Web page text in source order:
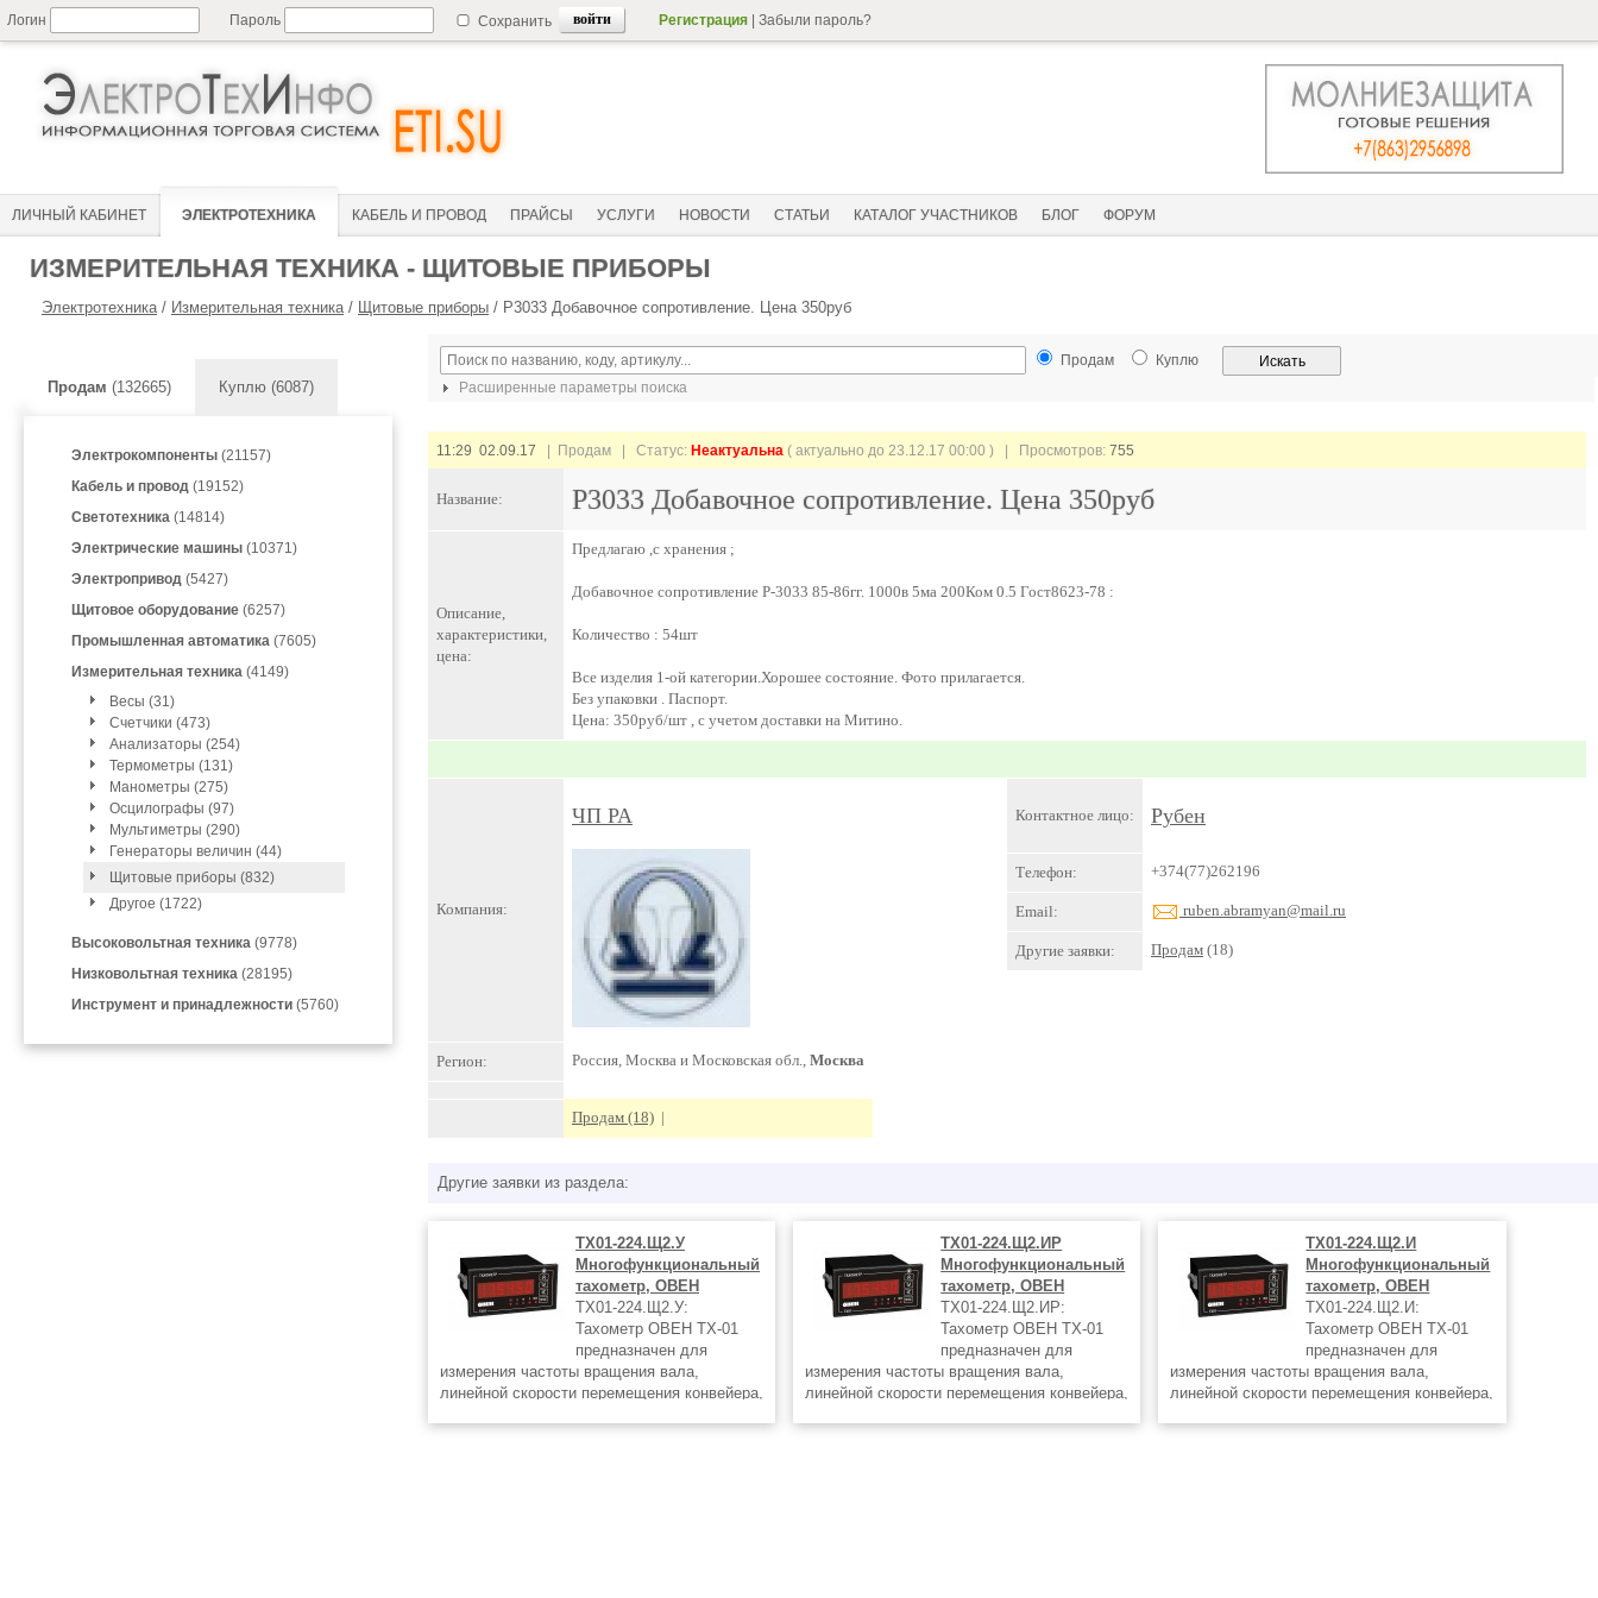
Логин Пароль Сохранить Регистрация Забыли пароль?
ЛИЧНЫЙ КАБИНЕТ ЭЛЕКТРОТЕХНИКА КАБЕЛЬ И ПРОВОД ПРАЙСЫ УСЛУГИ НОВОСТИ СТАТЬИ КАТАЛОГ УЧАСТНИКОВ БЛОГ ФОРУМ
ИЗМЕРИТЕЛЬНАЯ ТЕХНИКА - ЩИТОВЫЕ ПРИБОРЫ
Электротехника/ Измерительная техника/ Щитовые приборы / Р3033 Добавочное сопротивление. Цена 350руб
Продам (132665) Куплю (6087)
Электрокомпоненты (21157)
Кабель и провод (19152)
Светотехника (14814)
Электрические машины (10371)
Электропривод (5427)
Щитовое оборудование (6257)
Промышленная автоматика (7605)
Измерительная техника (4149)
Весы (31)
Счетчики (473)
Анализаторы (254)
Термометры (131)
Манометры (275)
Осцилографы (97)
Мультиметры (290)
Генераторы величин (44)
Щитовые приборы (832)
Другое (1722)
Высоковольтная техника (9778)
Низковольтная техника (28195)
Инструмент и принадлежности (5760)
Продам
Куплю
Расширенные параметры поиска
11:29 02.09.17 | Продам | Статус: Неактуальна ( актуально до 23.12.17 00:00 ) | Просмотров: 755
Название: Р3033 Добавочное сопротивление. Цена 350руб
Описание,
характеристики,
цена:
Предлагаю ,с хранения ;
Добавочное сопротивление Р-3033 85-86гг. 1000в 5ма 200Ком 0.5 Гост8623-78 :
Количество : 54шт
Все изделия 1-ой категории.Хорошее состояние. Фото прилагается.
Без упаковки . Паспорт.
Цена: 350руб/шт , с учетом доставки на Митино.
Компания:
ЧП РА
Регион: Россия, Москва и Московская обл., Москва
Продам (18) |
Контактное лицо: Рубен
Телефон: +374(77)262196
Email: ruben.abramyan@mail.ru
Другие заявки: Продам (18)
Другие заявки из раздела:
ТХ01-224.Щ2.У
Многофункциональный
тахометр, ОВЕН
ТХ01-224.Щ2.У:
Тахометр ОВЕН ТХ-01
предназначен для
измерения частоты вращения вала,
линейной скорости перемещения конвейера,
ТХ01-224.Щ2.ИР
Многофункциональный
тахометр, ОВЕН
ТХ01-224.Щ2.ИР:
Тахометр ОВЕН ТХ-01
предназначен для
измерения частоты вращения вала,
линейной скорости перемещения конвейера,
ТХ01-224.Щ2.И
Многофункциональный
тахометр, ОВЕН
ТХ01-224.Щ2.И:
Тахометр ОВЕН ТХ-01
предназначен для
измерения частоты вращения вала,
линейной скорости перемещения конвейера,